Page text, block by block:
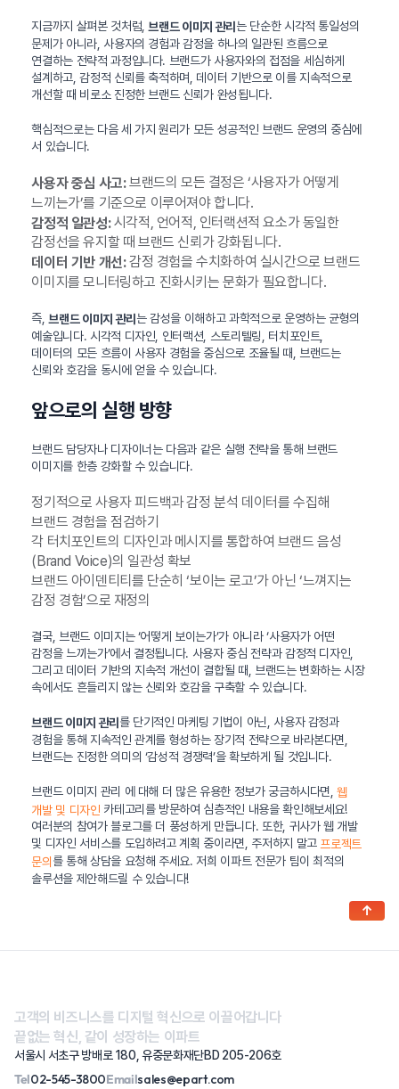
지금까지 살펴본 것처럼, 브랜드 이미지 관리 는 단순한 시각적 통일성의
문제가 아니라, 사용자의 경험과 감정을 하나의 일관된 흐름으로
연결하는 전략적 과정입니다. 브랜드가 사용자와의 접점을 세심하게
설계하고, 감정적 신뢰를 축적하며, 데이터 기반으로 이를 지속적으로
개선할 때 비로소 진정한 브랜드 신뢰가 완성됩니다.
핵심적으로는 다음 세 가지 원리가 모든 성공적인 브랜드 운영의 중심에
서 있습니다.
사용자 중심 사고:브랜드의 모든 결정은 ‘사용자가 어떻게
느끼는가’를 기준으로 이루어져야 합니다.
감정적 일관성:시각적, 언어적, 인터랙션적 요소가 동일한
감정선을 유지할 때 브랜드 신뢰가 강화됩니다.
데이터 기반 개선:감정 경험을 수치화하여 실시간으로 브랜드
이미지를 모니터링하고 진화시키는 문화가 필요합니다.
즉, 브랜드 이미지 관리 는 감성을 이해하고 과학적으로 운영하는 균형의
예술입니다. 시각적 디자인, 인터랙션, 스토리텔링, 터치포인트,
데이터의 모든 흐름이 사용자 경험을 중심으로 조율될 때, 브랜드는
신뢰와 호감을 동시에 얻을 수 있습니다.
앞으로의 실행 방향
브랜드 담당자나 디자이너는 다음과 같은 실행 전략을 통해 브랜드
이미지를 한층 강화할 수 있습니다.
정기적으로 사용자 피드백과 감정 분석 데이터를 수집해
브랜드 경험을 점검하기
각 터치포인트의 디자인과 메시지를 통합하여 브랜드 음성
(Brand Voice)의 일관성 확보
브랜드 아이덴티티를 단순히 ‘보이는 로고’가 아닌 ‘느껴지는
감정 경험’으로 재정의
결국, 브랜드 이미지는 ‘어떻게 보이는가’가 아니라 ‘사용자가 어떤
감정을 느끼는가’에서 결정됩니다. 사용자 중심 전략과 감정적 디자인,
그리고 데이터 기반의 지속적 개선이 결합될 때, 브랜드는 변화하는 시장
속에서도 흔들리지 않는 신뢰와 호감을 구축할 수 있습니다.
브랜드 이미지 관리 를 단기적인 마케팅 기법이 아닌, 사용자 감정과
경험을 통해 지속적인 관계를 형성하는 장기적 전략으로 바라본다면,
브랜드는 진정한 의미의 ‘감성적 경쟁력’을 확보하게 될 것입니다.
브랜드 이미지 관리 에 대해 더 많은 유용한 정보가 궁금하시다면,웹
개발 및 디자인 카테고리를 방문하여 심층적인 내용을 확인해보세요!
여러분의 참여가 블로그를 더 풍성하게 만듭니다. 또한, 귀사가 웹 개발
및 디자인 서비스를 도입하려고 계획 중이라면, 주저하지 말고 프로젝트
문의 를 통해 상담을 요청해 주세요. 저희 이파트 전문가 팀이 최적의
솔루션을 제안해드릴 수 있습니다!
고객의 비즈니스를 디지털 혁신으로 이끌어갑니다
끝없는 혁신, 같이 성장하는 이파트
서울시 서초구 방배로 180, 유중문화재단BD 205-206호
Tel02-545-3800Emailsales@epart.com
↑